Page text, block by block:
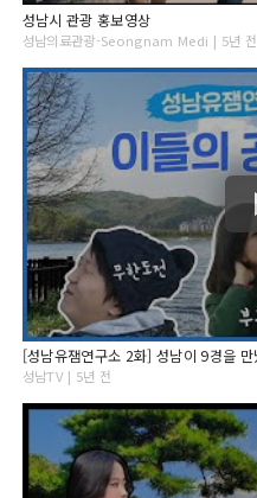
성남시 관광 홍보영상
성남의료관광-Seongnam Medi | 5년 전
성남TV | 5년 전